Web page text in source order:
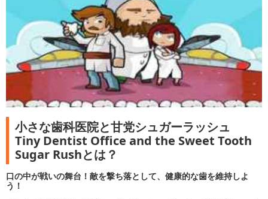
小さな歯科医院と甘党シュガーラッシュ
Tiny Dentist Office and the Sweet Tooth
Sugar Rushとは？
口の中が戦いの舞台！敵を撃ち落として、健康的な歯を維持しよ
う！